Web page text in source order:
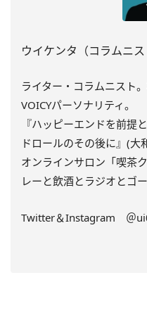
ウイケンタ（コラムニス
ライター・コラムニスト
VOICYパーソナリティ。
『ハッピーエンドを前提
ドロールのその後に』(大
オンラインサロン「喫茶
レーと飲酒とラジオとゴ
Twitter＆Instagram ＠